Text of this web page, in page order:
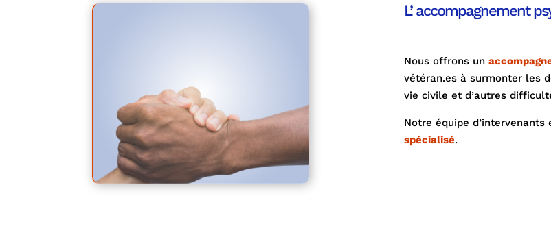
L’ accompagnement
Nous offrons un
vétéran.es à surmonter les
vie civile et d’autres
Notre équipe
spécialisé.